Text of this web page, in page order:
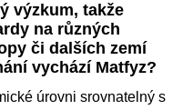
výzkum, takže
na různých
či dalších zemí
vychází Matfyz?
úrovni srovnatelný s